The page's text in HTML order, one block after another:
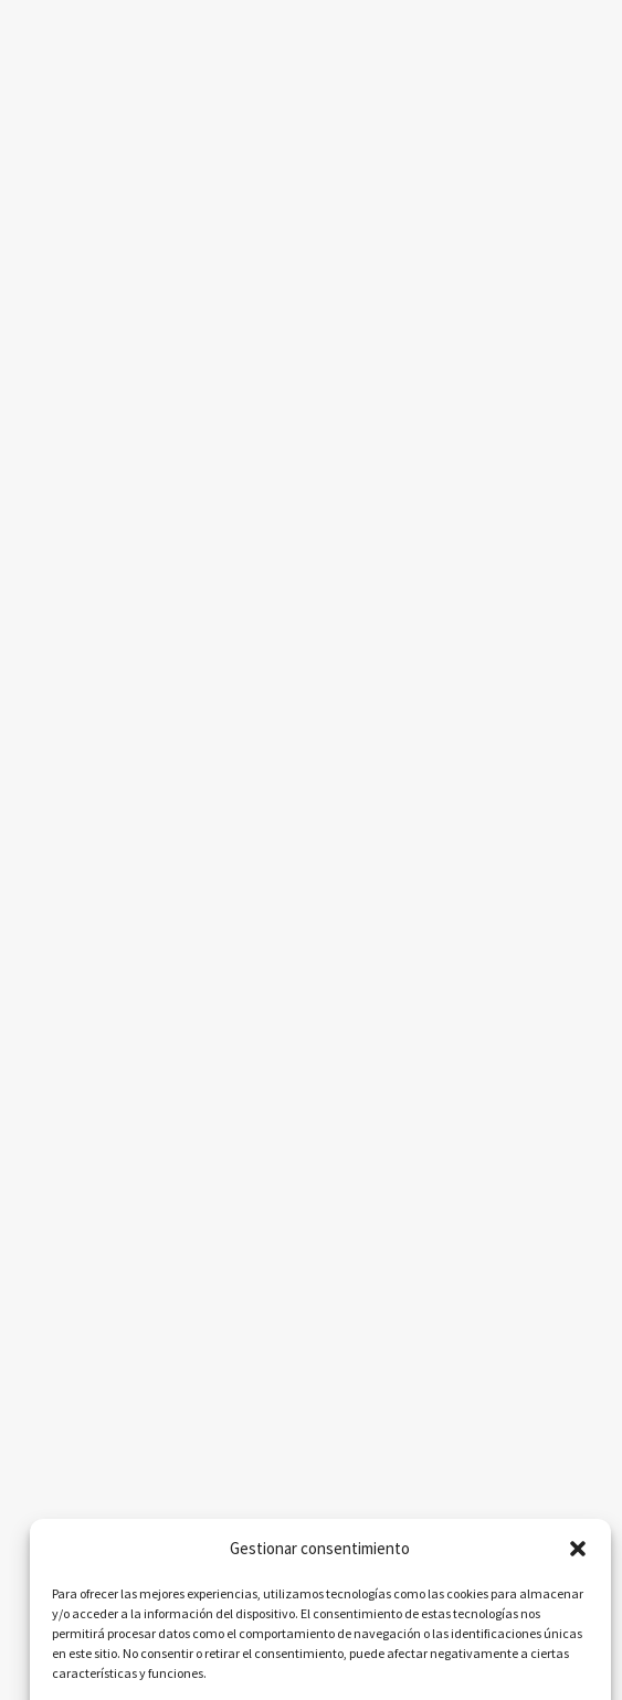
Gestionar consentimiento
Para ofrecer las mejores experiencias, utilizamos tecnologías como las cookies para almacenar
y/o acceder a la información del dispositivo. El consentimiento de estas tecnologías nos
permitirá procesar datos como el comportamiento de navegación o las identificaciones únicas
en este sitio. No consentir o retirar el consentimiento, puede afectar negativamente a ciertas
características y funciones.